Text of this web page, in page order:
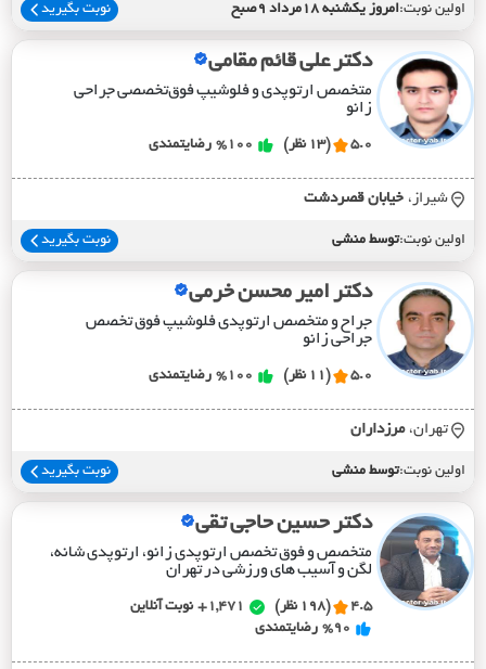
اولین نوبت:امروز یکشنبه 18مرداد 9صبح نوبت بگیرید
دکتر علی قائم مقامی
متخصص ارتوپدی و فلوشیپ فوق‌تخصصی جراحی
زانو
5.0 (13 نظر) %100 رضایتمندی
شیراز، خيابان قصردشت
اولین نوبت:توسط منشی نوبت بگیرید
دکتر امیر محسن خرمی
جراح و متخصص ارتوپدی فلوشیپ فوق تخصص
جراحی زانو
5.0 (11 نظر) %100 رضایتمندی
تهران، مرزداران
اولین نوبت:توسط منشی نوبت بگیرید
دکتر حسین حاجی تقی
متخصص و فوق تخصص ارتوپدی زانو، ارتوپدی شانه،
لگن و آسیب های ورزشی در تهران
4.5 (198 نظر) 1,471+
نوبت آنلاین
%90 رضایتمندی